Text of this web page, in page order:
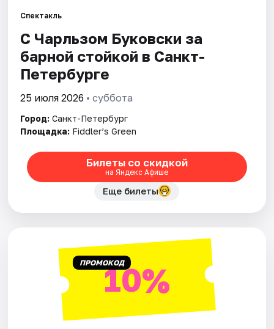
Города
Площадки
Артисты
Рейтинги
Спектакль
С Чарльзом Буковски за
барной стойкой в Санкт-
Петербурге
25 июля 2026 • суббота
Город: Санкт-Петербург
Площадка: Fiddler’s Green
Билеты со скидкой
на Яндекс Афише
Еще билеты
ПРОМОКОД10%